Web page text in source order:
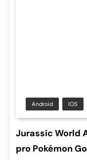
Android IOS
Jurassic World
pro Pokémon